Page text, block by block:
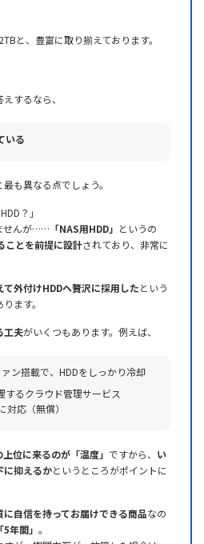
と、豊富に取り揃えております。
するなら、
いる
も異なる点でしょう。
？」
せんが…… 「NAS用HDD」 というの
ことを前提に設計されており、非常に
て外付けHDDへ贅沢に採用したという
ます。
工夫がいくつもあります。例えば、
ン搭載で、HDDをしっかり冷却
するクラウド管理サービス
対応（無償）
位に来るのが「温度」 ですから、 い
に抑えるかというところがポイントに
に自信を持ってお届けできる商品なの
「5年間」 。